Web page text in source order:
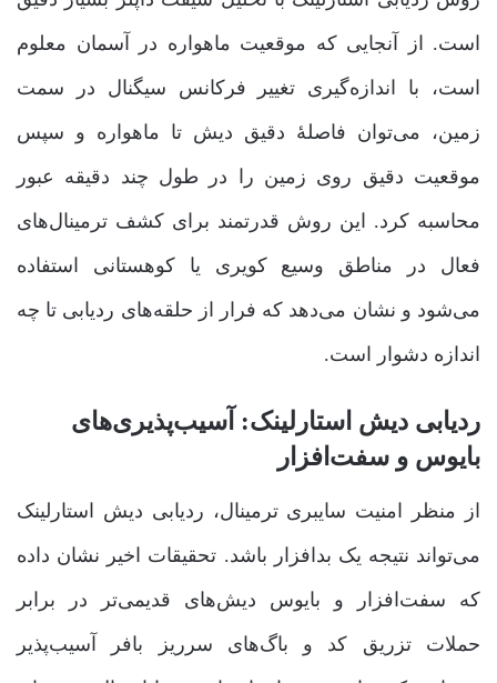
است. از آنجایی که موقعیت ماهواره در آسمان معلوم
است، با اندازه‌گیری تغییر فرکانس سیگنال در سمت
زمین، می‌توان فاصلۀ دقیق دیش تا ماهواره و سپس
موقعیت دقیق روی زمین را در طول چند دقیقه عبور
محاسبه کرد. این روش قدرتمند برای کشف ترمینال‌های
فعال در مناطق وسیع کویری یا کوهستانی استفاده
می‌شود و نشان می‌دهد که فرار از حلقه‌های ردیابی تا چه
اندازه دشوار است.
ردیابی دیش استارلینک: آسیب‌پذیری‌های
بایوس و سفت‌افزار
از منظر امنیت سایبری ترمینال، ردیابی دیش استارلینک
می‌تواند نتیجه یک بدافزار باشد. تحقیقات اخیر نشان داده
که سفت‌افزار و بایوس دیش‌های قدیمی‌تر در برابر
حملات تزریق کد و باگ‌های سرریز بافر آسیب‌پذیر